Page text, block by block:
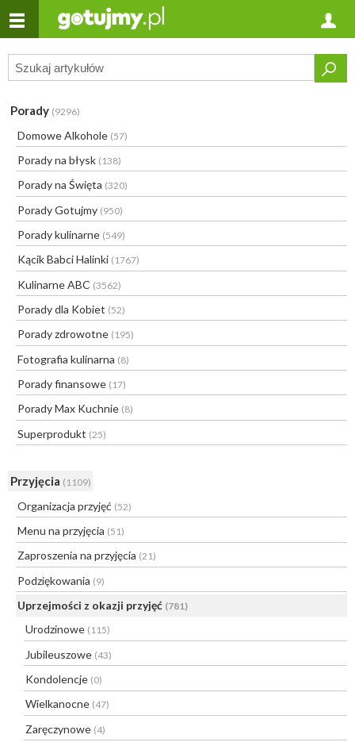
Porady (9296)
Domowe Alkohole (57)
Porady na błysk (138)
Porady na Święta (320)
Porady Gotujmy (950)
Porady kulinarne (549)
Kącik Babci Halinki (1767)
Kulinarne ABC (3562)
Porady dla Kobiet (52)
Porady zdrowotne (195)
Fotografia kulinarna (8)
Porady finansowe (17)
Porady Max Kuchnie (8)
Superprodukt (25)
Przyjęcia (1109)
Organizacja przyjęć (52)
Menu na przyjęcia (51)
Zaproszenia na przyjęcia (21)
Podziękowania (9)
Uprzejmości z okazji przyjęć (781)
Urodzinowe (115)
Jubileuszowe (43)
Kondolencje (0)
Wielkanocne (47)
Zaręczynowe (4)